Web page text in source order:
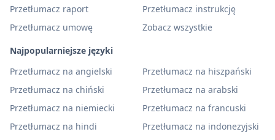
Przetłumacz raport
Przetłumacz instrukcję
Przetłumacz umowę
Zobacz wszystkie
Najpopularniejsze języki
Przetłumacz na angielski
Przetłumacz na hiszpański
Przetłumacz na chiński
Przetłumacz na arabski
Przetłumacz na niemiecki
Przetłumacz na francuski
Przetłumacz na hindi
Przetłumacz na indonezyjski